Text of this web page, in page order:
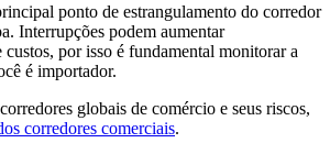
ponto de estrangulamento do corredor
Interrupções podem aumentar
custos, por isso é fundamental monitorar a
é importador.
globais de comércio e seus riscos,
corredores comerciais.